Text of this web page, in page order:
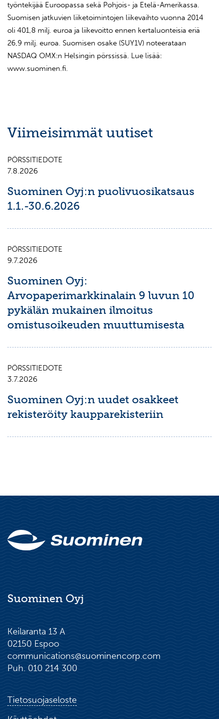
työntekijää Euroopassa sekä Pohjois- ja Etelä-Amerikassa.
Suomisen jatkuvien liiketoimintojen liikevaihto vuonna 2014
oli 401,8 milj. euroa ja liikevoitto ennen kertaluonteisia eriä
26,9 milj. euroa. Suomisen osake (SUY1V) noteerataan
NASDAQ OMX:n Helsingin pörssissä. Lue lisää:
www.suominen.fi.
Viimeisimmät uutiset
PÖRSSITIEDOTE
7.8.2026
Suominen Oyj:n puolivuosikatsaus
1.1.-30.6.2026
PÖRSSITIEDOTE
9.7.2026
Suominen Oyj:
Arvopaperimarkkinalain 9 luvun 10
pykälän mukainen ilmoitus
omistusoikeuden muuttumisesta
PÖRSSITIEDOTE
3.7.2026
Suominen Oyj:n uudet osakkeet
rekisteröity kaupparekisteriin
Suominen Oyj
Keilaranta 13 A
02150 Espoo
communications@suominencorp.com
Puh. 010 214 300
Tietosuojaseloste